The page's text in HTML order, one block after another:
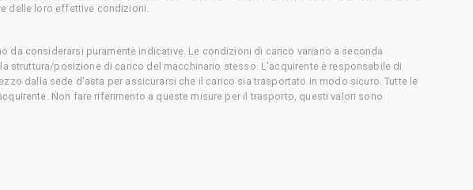
delle loro effettive condizioni.
da considerarsi puramente indicative. Le condizioni di carico variano a seconda
struttura/posizione di carico del macchinario stesso. L'acquirente è responsabile di
dalla sede d'asta per assicurarsi che il carico sia trasportato in modo sicuro. Tutte le
Non fare riferimento a queste misure per il trasporto, questi valori sono